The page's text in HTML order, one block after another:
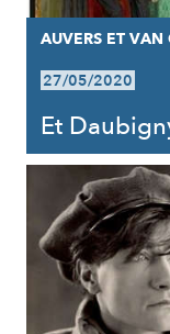
AUVERS ET VAN
27/05/2020
Et